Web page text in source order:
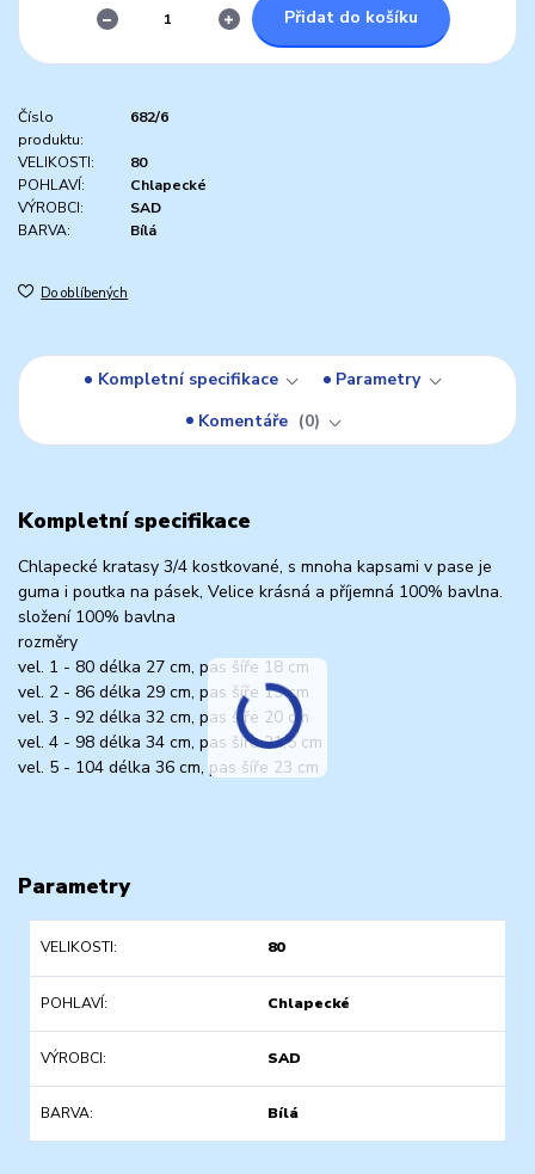
Přidat do košíku
Číslo
produktu:
682/6
VELIKOSTI:
80
POHLAVÍ:
Chlapecké
VÝROBCI:
SAD
BARVA:
Bílá
Do oblíbených
Kompletní specifikace
Parametry
Komentáře
0
Kompletní specifikace
Chlapecké kratasy 3/4 kostkované, s mnoha kapsami v pase je
guma i poutka na pásek, Velice krásná a příjemná 100% bavlna.
složení 100% bavlna
rozměry
vel. 1 - 80 délka 27 cm, pas šíře 18 cm
vel. 2 - 86 délka 29 cm, pas šíře 19 cm
vel. 3 - 92 délka 32 cm, pas šíře 20 cm
vel. 4 - 98 délka 34 cm, pas šíře 21,5 cm
vel. 5 - 104 délka 36 cm, pas šíře 23 cm
Parametry
VELIKOSTI 80
POHLAVÍ Chlapecké
VÝROBCI SAD
BARVA Bílá